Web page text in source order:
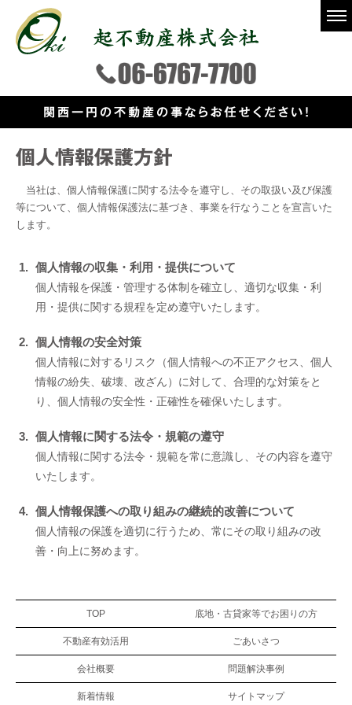
当社は、個人情報保護に関する法令を遵守し、その取扱い及び保護
等について、個人情報保護法に基づき、事業を行なうことを宣言いた
します。
個人情報の収集・利用・提供について
個人情報を保護・管理する体制を確立し、適切な収集・利
用・提供に関する規程を定め遵守いたします。
個人情報の安全対策
個人情報に対するリスク（個人情報への不正アクセス、個人
情報の紛失、破壊、改ざん）に対して、合理的な対策をと
り、個人情報の安全性・正確性を確保いたします。
個人情報に関する法令・規範の遵守
個人情報に関する法令・規範を常に意識し、その内容を遵守
いたします。
個人情報保護への取り組みの継続的改善について
個人情報の保護を適切に行うため、常にその取り組みの改
善・向上に努めます。
TOP 底地・古貸家等でお困りの方
不動産有効活用 ごあいさつ
会社概要 問題解決事例
新着情報 サイトマップ